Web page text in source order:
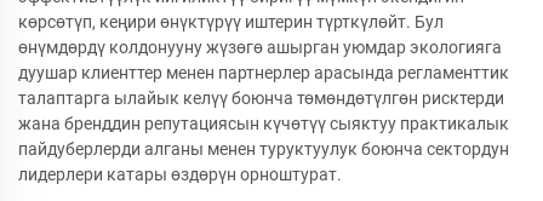
көрсөтүп, кеңири өнүктүрүү иштерин түрткүлөйт. Бул
өнүмдөрдү колдонууну жүзөгө ашырган уюмдар экологияга
дуушар клиенттер менен партнерлер арасында регламенттик
талаптарга ылайык келүү боюнча төмөндөтүлгөн рисктерди
жана бренддин репутациясын күчөтүү сыяктуу практикалык
пайдуберлерди алганы менен туруктуулук боюнча сектордун
лидерлери катары өздөрүн орноштурат.